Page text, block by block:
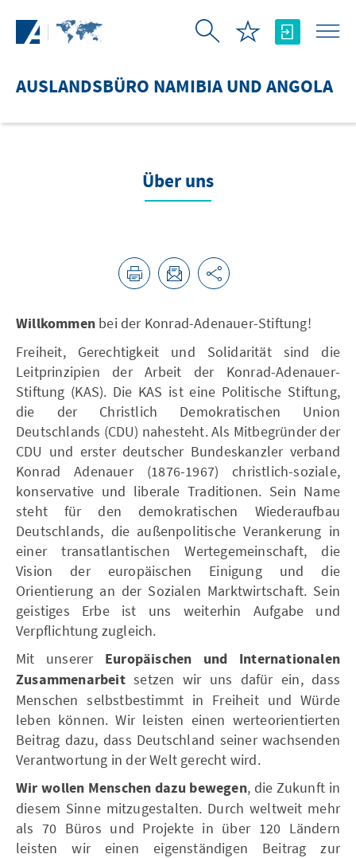
AUSLANDSBÜRO NAMIBIA UND ANGOLA
Über uns
Willkommen bei der Konrad-Adenauer-Stiftung!
Freiheit, Gerechtigkeit und Solidarität sind die
Leitprinzipien der Arbeit der Konrad-Adenauer-
Stiftung (KAS). Die KAS ist eine Politische Stiftung,
die der Christlich Demokratischen Union
Deutschlands (CDU) nahesteht. Als Mitbegründer der
CDU und erster deutscher Bundeskanzler verband
Konrad Adenauer (1876-1967) christlich-soziale,
konservative und liberale Traditionen. Sein Name
steht für den demokratischen Wiederaufbau
Deutschlands, die außenpolitische Verankerung in
einer transatlantischen Wertegemeinschaft, die
Vision der europäischen Einigung und die
Orientierung an der Sozialen Marktwirtschaft. Sein
geistiges Erbe ist uns weiterhin Aufgabe und
Verpflichtung zugleich.
Mit unserer Europäischen und Internationalen
Zusammenarbeitsetzen wir uns dafür ein, dass
Menschen selbstbestimmt in Freiheit und Würde
leben können. Wir leisten einen werteorientierten
Beitrag dazu, dass Deutschland seiner wachsenden
Verantwortung in der Welt gerecht wird.
Wir wollen Menschen dazu bewegen, die Zukunft in
diesem Sinne mitzugestalten. Durch weltweit mehr
als 70 Büros und Projekte in über 120 Ländern
leisten wir einen eigenständigen Beitrag zur